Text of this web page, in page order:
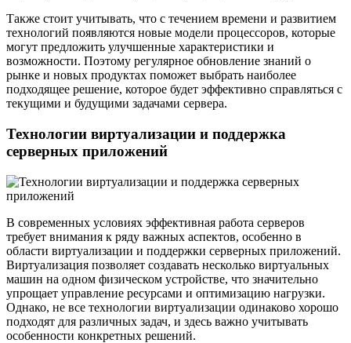
Также стоит учитывать, что с течением времени и развитием
технологий появляются новые модели процессоров, которые
могут предложить улучшенные характеристики и
возможности. Поэтому регулярное обновление знаний о
рынке и новых продуктах поможет выбрать наиболее
подходящее решение, которое будет эффективно справляться с
текущими и будущими задачами сервера.
Технологии виртуализации и поддержка
серверных приложений
В современных условиях эффективная работа серверов
требует внимания к ряду важных аспектов, особенно в
области виртуализации и поддержки серверных приложений.
Виртуализация позволяет создавать несколько виртуальных
машин на одном физическом устройстве, что значительно
упрощает управление ресурсами и оптимизацию нагрузки.
Однако, не все технологии виртуализации одинаково хорошо
подходят для различных задач, и здесь важно учитывать
особенности конкретных решений.